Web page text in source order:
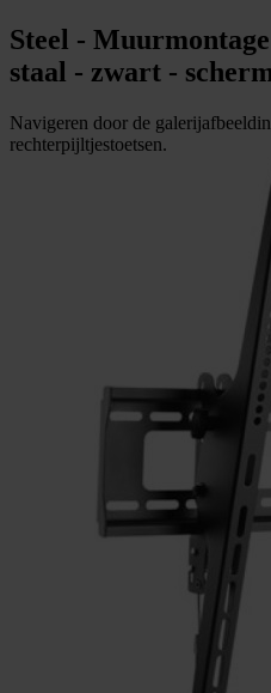
Steel -
staal - zwart -
Navigeren door de
rechterpijltjestoetsen.